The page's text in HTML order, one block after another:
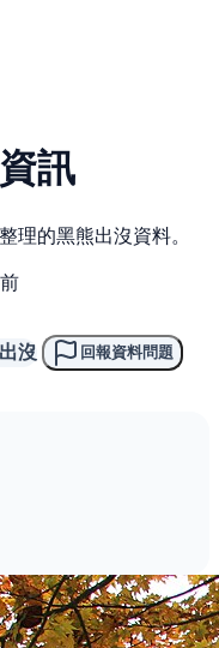
訊
理的黑熊出沒資料。
沒 回報資料問題